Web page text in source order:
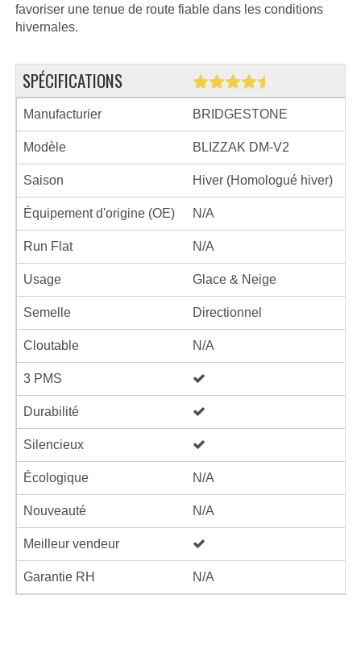
favoriser une tenue de route fiable dans les conditions
hivernales.
SPÉCIFICATIONS
Manufacturier BRIDGESTONE
Modèle BLIZZAK DM-V2
Saison Hiver (Homologué hiver)
Équipement d'origine (OE) N/A
Run Flat N/A
Usage Glace & Neige
Semelle Directionnel
Cloutable N/A
3 PMS
Durabilité
Silencieux
Écologique N/A
Nouveauté N/A
Meilleur vendeur
Garantie RH N/A